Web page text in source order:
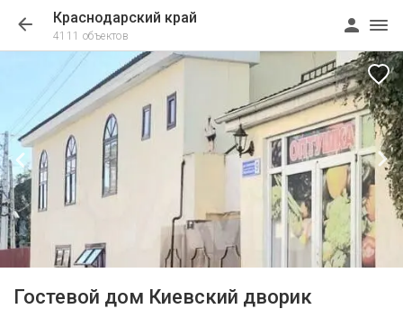
Краснодарский край
4111 объектов
Гостевой дом Киевский дворик